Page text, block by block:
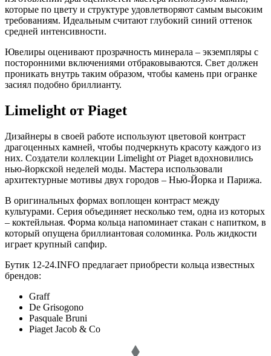
которые по цвету и структуре удовлетворяют самым высоким
требованиям. Идеальным считают глубокий синий оттенок
средней интенсивности.
Ювелиры оценивают прозрачность минерала – экземпляры с
посторонними включениями отбраковываются. Свет должен
проникать внутрь таким образом, чтобы камень при огранке
засиял подобно бриллианту.
Limelight от Piaget
Дизайнеры в своей работе используют цветовой контраст
драгоценных камней, чтобы подчеркнуть красоту каждого из
них. Создатели коллекции Limelight от Piaget вдохновились
нью-йоркской неделей моды. Мастера использовали
архитектурные мотивы двух городов – Нью-Йорка и Парижа.
В оригинальных формах воплощен контраст между
культурами. Серия объединяет несколько тем, одна из которых
– коктейльная. Форма кольца напоминает стакан с напитком, в
который опущена бриллиантовая соломинка. Роль жидкости
играет крупный сапфир.
Бутик 12-24.INFO предлагает приобрести кольца известных
брендов:
Graff
De Grisogono
Pasquale Bruni
Piaget Jacob & Co